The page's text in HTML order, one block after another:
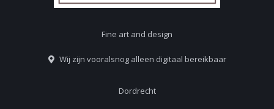
Fine art and design
Wij zijn vooralsnog alleen digitaal bereikbaar
Dordrecht